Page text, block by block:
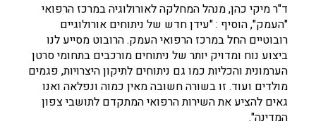
ד"ר מיקי כהן, מנהל המחלקה לאורולוגיה במרכז הרפואי
"העמק", הוסיף : "עידן חדש של ניתוחים אורולוגיים
רובוטיים החל במרכז הרפואי העמק. הרובוט מסייע לנו
ביצוע נוח ומדויק יותר של ניתוחים מורכבים בתחומי סרטן
הערמונית והכליות כמו גם ניתוחים לתיקון היצרויות, פגמים
מולדים ועוד. זו בשורה חשובה מאין כמוה ונפלאה ואנו
גאים להציע את השירות הרפואי המתקדם לתושבי צפון
המדינה".